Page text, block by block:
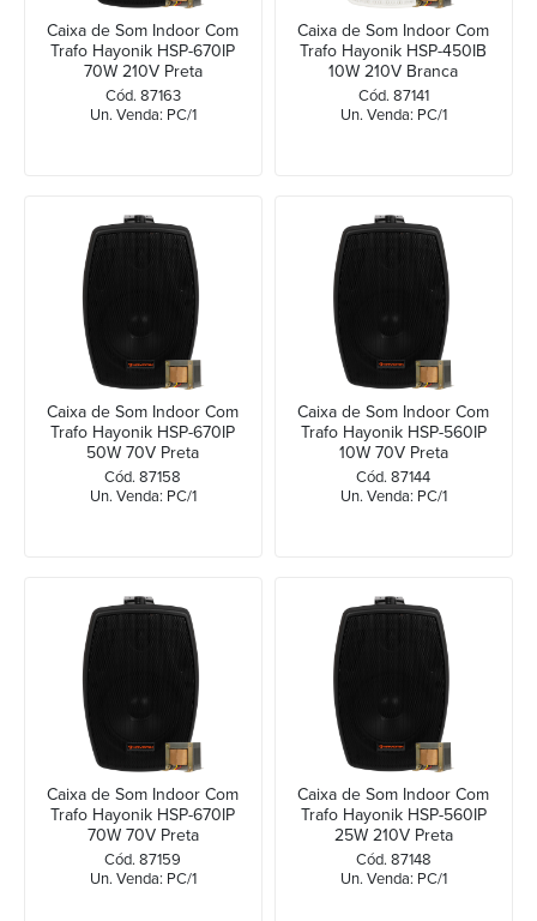
Caixa de Som Indoor Com
Trafo Hayonik HSP-670IP
70W 210V Preta
Cód. 87163
Un. Venda: PC/1
Caixa de Som Indoor Com
Trafo Hayonik HSP-450IB
10W 210V Branca
Cód. 87141
Un. Venda: PC/1
Caixa de Som Indoor Com
Trafo Hayonik HSP-670IP
50W 70V Preta
Cód. 87158
Un. Venda: PC/1
Caixa de Som Indoor Com
Trafo Hayonik HSP-560IP
10W 70V Preta
Cód. 87144
Un. Venda: PC/1
Caixa de Som Indoor Com
Trafo Hayonik HSP-670IP
70W 70V Preta
Cód. 87159
Un. Venda: PC/1
Caixa de Som Indoor Com
Trafo Hayonik HSP-560IP
25W 210V Preta
Cód. 87148
Un. Venda: PC/1